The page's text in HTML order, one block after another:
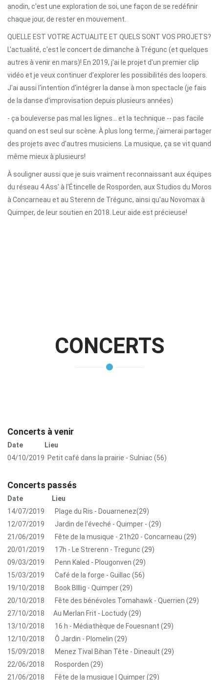
anodin, c'est une exploration de soi, une façon de se redéfinir
chaque jour, de rester en mouvement.
QUELLE EST VOTRE ACTUALITE ET QUELS SONT VOS PROJETS?
L'actualité, c'est le concert de dimanche à Trégunc (et quelques
autres à venir en mars)! En 2019, j'ai le projet d'un premier clip
vidéo et je veux continuer d'explorer les possibilités des loopers.
J'ai aussi l'intention d'intégrer la danse à mon spectacle (je fais
de la danse d'improvisation depuis plusieurs années)
- ça bouleverse pas mal les lignes... et la technique -- pas facile
quand on est seul sur scène. À plus long terme, j'aimerai partager
des projets avec d'autres musiciens. La musique, ça se vit quand
même mieux à plusieurs!
À souligner aussi que je suis vraiment reconnaissant aux équipes
du réseau 4 Ass' à l'Étincelle de Rosporden, aux Studios du Moros
à Concarneau et au Sterenn de Trégunc, ainsi qu'au Novomax à
Quimper, de leur soutien en 2018. Leur aide est précieuse!
CONCERTS
Concerts à venir
Date
Lieu
04/10/2019 Petit café dans la prairie - Sulniac (56)
Concerts passés
Date
Lieu
14/07/2019
Plage du Ris - Douarnenez(29)
12/07/2019
Jardin de l'éveché - Quimper - (29)
21/06/2019
Fête de la musique - 21h20 - Concarneau (29)
20/01/2019
17h - Le Strerenn - Tregunc (29)
09/03/2019
Penn Kaled - Plougonven (29)
15/03/2019
Café de la forge - Guillac (56)
19/10/2018
Book BIllig - Quimper (29)
20/10/2018
Fête des bénévoles Tomahawk - Querrien (29)
27/10/2018
Au Merlan Frit - Loctudy (29)
13/10/2018
16 h - Médiathèque de Fouesnant (29)
12/10/2018
Ô Jardin - Plomelin (29)
15/09/2018
Menez Tival Bihan Tête - Dineault (29)
22/06/2018
Rosporden (29)
21/06/2018
Fête de la musique | Quimper (29)